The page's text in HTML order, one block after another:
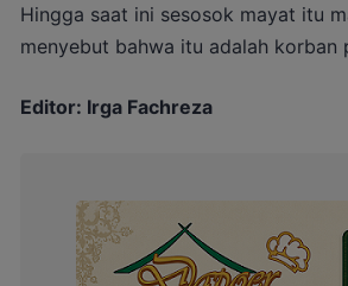
Hingga saat ini sesosok mayat itu
menyebut bahwa itu adalah korban
Editor: Irga Fachreza